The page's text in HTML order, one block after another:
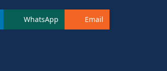
WhatsApp Email